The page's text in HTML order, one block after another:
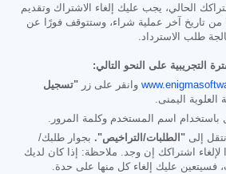
الحالي، يجب عليك إلغاء الاشتراك وتقديم
خلال 30 يومًا من تاريخ آخر عملية شراء، وستتوقف فورًا عن
طلب الاسترداد.
التجريبية على النحو التالي:
وانقر على زر "تسجيل
العلوية اليمنى.
اسم المستخدم وكلمة المرور.
إلى "الطلبات/التراخيص". بجوار طلبك/
اشتراكك إن وجد. ملاحظة: إذا كان لديك
فسيتعين عليك إلغاء كل منها على حدة.